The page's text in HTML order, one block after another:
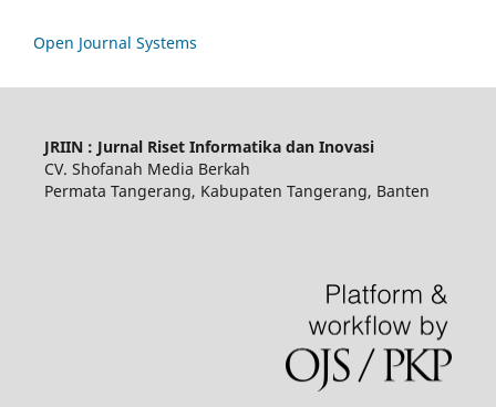
Open Journal Systems
JRIIN : Jurnal Riset Informatika dan Inovasi
CV. Shofanah Media Berkah
Permata Tangerang, Kabupaten Tangerang, Banten